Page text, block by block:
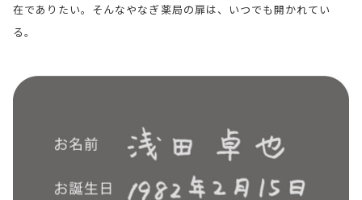
在でありたい。そんなやなぎ薬局の扉は、いつでも開かれてい
る。